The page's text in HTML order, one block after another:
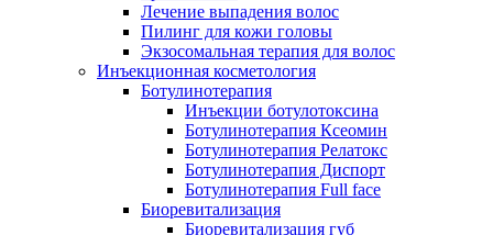
Лечение выпадения волос
Пилинг для кожи головы
Экзосомальная терапия для волос
Инъекционная косметология
Ботулинотерапия
Инъекции ботулотоксина
Ботулинотерапия Ксеомин
Ботулинотерапия Релатокс
Ботулинотерапия Диспорт
Ботулинотерапия Full face
Биоревитализация
Биоревитализация губ